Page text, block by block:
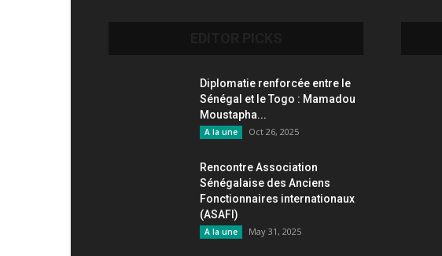
Diplomatie renforcée entre le
Sénégal et le Togo : Mamadou
Moustapha...
A la une Oct 26, 2025
Rencontre Association
Sénégalaise des Anciens
Fonctionnaires internationaux
(ASAFI)
A la une May 31, 2025